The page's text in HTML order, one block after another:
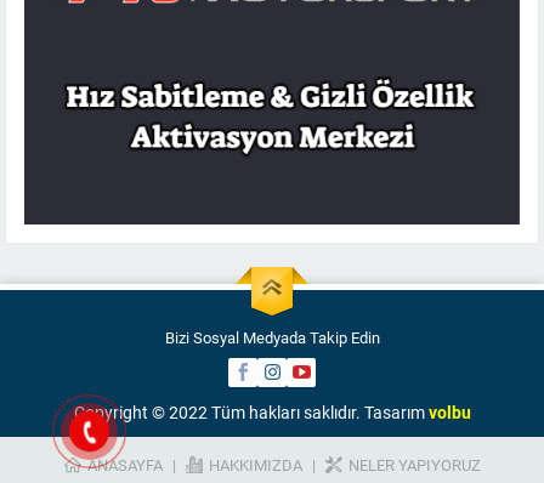
Bizi Sosyal Medyada Takip Edin
Copyright © 2022 Tüm hakları saklıdır. Tasarımvolbu
ANASAYFA HAKKIMIZDA NELER YAPIYORUZ